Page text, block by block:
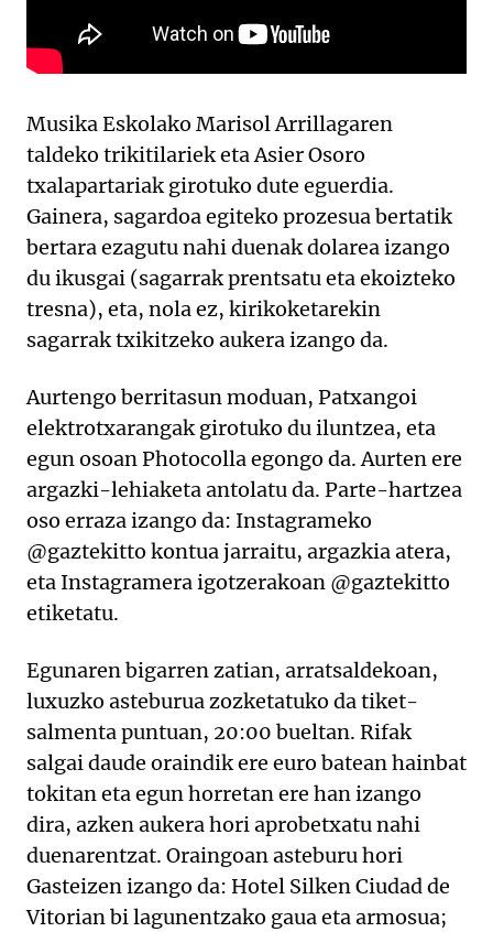
Musika Eskolako Marisol Arrillagaren
taldeko trikitilariek eta Asier Osoro
txalapartariak girotuko dute eguerdia.
Gainera, sagardoa egiteko prozesua bertatik
bertara ezagutu nahi duenak dolarea izango
du ikusgai (sagarrak prentsatu eta ekoizteko
tresna), eta, nola ez, kirikoketarekin
sagarrak txikitzeko aukera izango da.
Aurtengo berritasun moduan, Patxangoi
elektrotxarangak girotuko du iluntzea, eta
egun osoan Photocolla egongo da. Aurten ere
argazki-lehiaketa antolatu da. Parte-hartzea
oso erraza izango da: Instagrameko
@gaztekitto kontua jarraitu, argazkia atera,
eta Instagramera igotzerakoan @gaztekitto
etiketatu.
Egunaren bigarren zatian, arratsaldekoan,
luxuzko asteburua zozketatuko da tiket-
salmenta puntuan, 20:00 bueltan. Rifak
salgai daude oraindik ere euro batean hainbat
tokitan eta egun horretan ere han izango
dira, azken aukera hori aprobetxatu nahi
duenarentzat. Oraingoan asteburu hori
Gasteizen izango da: Hotel Silken Ciudad de
Vitorian bi lagunentzako gaua eta armosua;